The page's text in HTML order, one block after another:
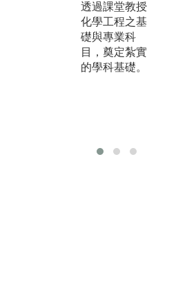
透過課堂教授
化學工程之基
礎與專業科
目，奠定紮實
的學科基礎。